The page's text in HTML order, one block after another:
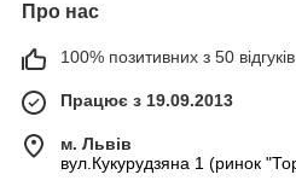
Про нас
100% позитивних з 50 відгуків
Працює з 19.09.2013
м. Львів
вул.Кукурудзяна 1 (ринок